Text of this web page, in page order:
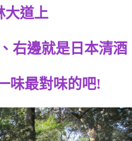
大道上
右邊就是日本清酒
味最對味的吧!